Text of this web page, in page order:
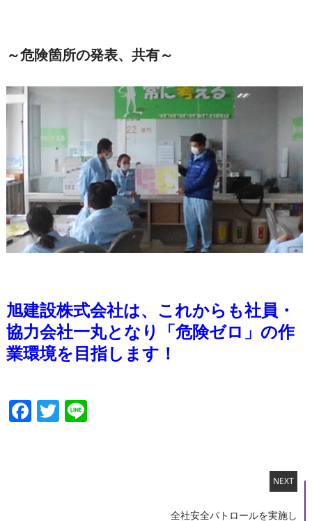
～危険箇所の発表、共有～
旭建設株式会社は、これからも社員・
協力会社一丸となり「危険ゼロ」の作
業環境を目指します！
Facebook
Twitter
Line
NEXT
全社安全パトロールを実施し